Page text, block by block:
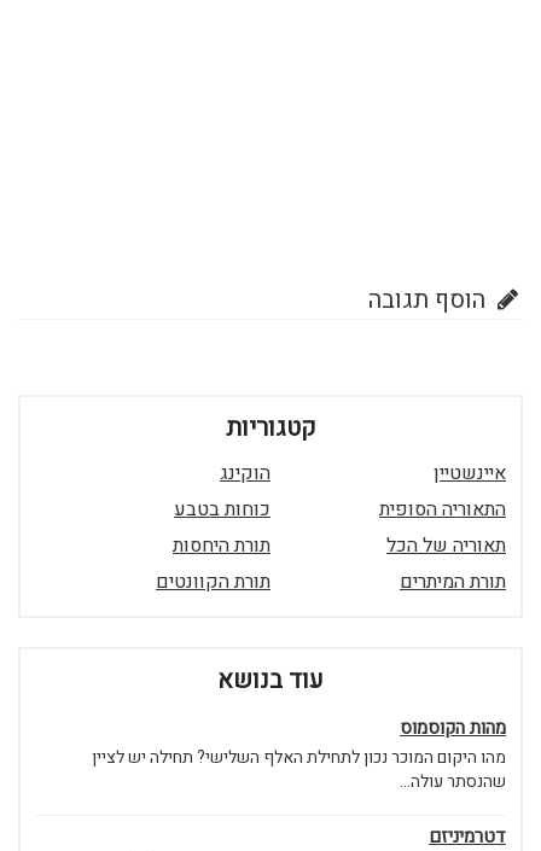
הוסף תגובה
קטגוריות
איינשטיין
הוקינג
התאוריה הסופית
כוחות בטבע
תאוריה של הכל
תורת היחסות
תורת המיתרים
תורת הקוונטים
עוד בנושא
מהות הקוסמוס
מהו היקום המוכר נכון לתחילת האלף השלישי? תחילה יש לציין
שהנסתר עולה...
דטרמיניזם